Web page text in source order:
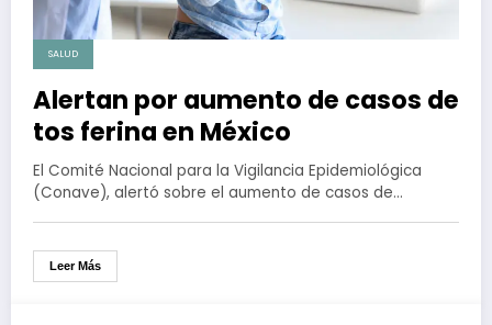
SALUD
Alertan por aumento de casos de
tos ferina en México
El Comité Nacional para la Vigilancia Epidemiológica
(Conave), alertó sobre el aumento de casos de…
Leer Más